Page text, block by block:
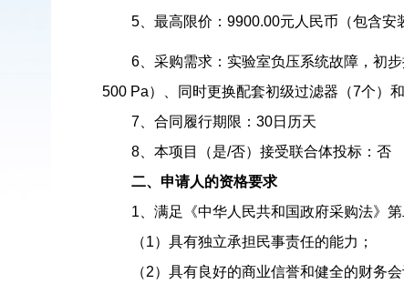
5、最高限价：9900.00元人民币（包含安
6、采购需求：实验室负压系统故障，初
500 Pa）、同时更换配套初级过滤器（7个）
7、合同履行期限： 30日历天
8、本项目（是/否）接受联合体投标：否
二、申请人的资格要求
1、满足《中华人民共和国政府采购法》第
（1）具有独立承担民事责任的能力；
（2）具有良好的商业信誉和健全的财务会